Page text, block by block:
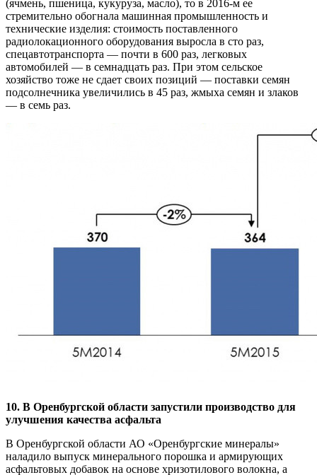
(ячмень, пшеница, кукуруза, масло), то в 2016-м ее
стремительно обогнала машинная промышленность и
технические изделия: стоимость поставленного
радиолокационного оборудования выросла в сто раз,
спецавтотранспорта — почти в 600 раз, легковых
автомобилей — в семнадцать раз. При этом сельское
хозяйство тоже не сдает своих позиций — поставки семян
подсолнечника увеличились в 45 раз, жмыха семян и злаков
— в семь раз.
10. В Оренбургской области запустили производство для
улучшения качества асфальта
В Оренбургской области АО «Оренбургские минералы»
наладило выпуск минерального порошка и армирующих
асфальтовых добавок на основе хризотилового волокна, а